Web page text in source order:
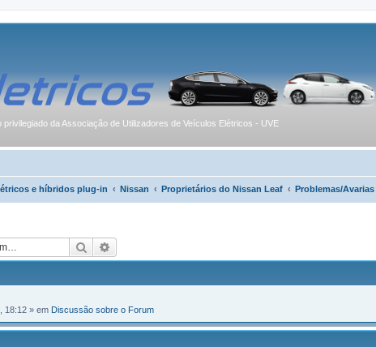
da Associação de Utilizadores de Veículos Elétricos - UVE
e híbridos plug-in Nissan Proprietários do Nissan Leaf Problemas/Avarias
Pesquisar
18:12 » em Discussão sobre o Forum